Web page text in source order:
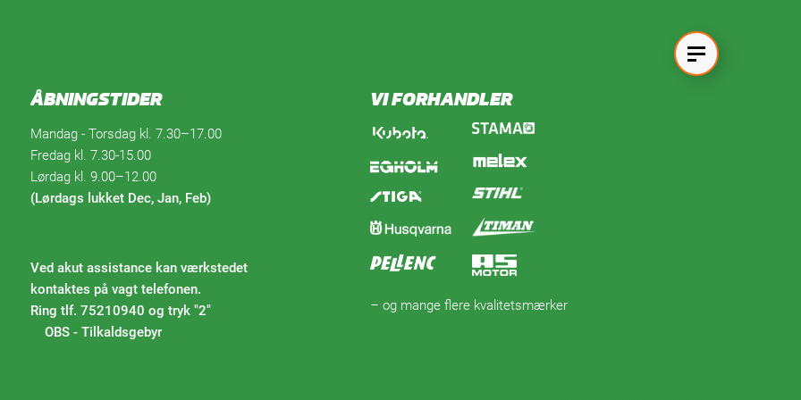
ÅBNINGSTIDER
Mandag - Torsdag kl. 7.30–17.00
Fredag kl. 7.30-15.00
Lørdag kl. 9.00–12.00
(Lørdags lukket Dec, Jan, Feb)
Ved akut assistance kan værkstedet
kontaktes på vagt telefonen.
Ring tlf. 75210940 og tryk "2"
OBS - Tilkaldsgebyr
VI FORHANDLER
– og mange flere kvalitetsmærker